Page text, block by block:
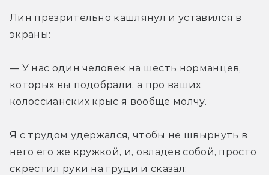
Лин презрительно кашлянул и уставился в
экраны:
— У нас один человек на шесть норманцев,
которых вы подобрали, а про ваших
колоссианских крыс я вообще молчу.
Я с трудом удержался, чтобы не швырнуть в
него его же кружкой, и, овладев собой, просто
скрестил руки на груди и сказал: